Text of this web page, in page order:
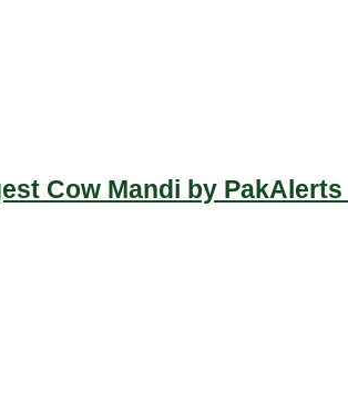
Cow Mandi by PakAlerts